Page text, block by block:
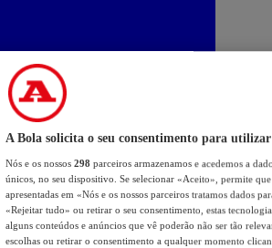
A Bola solicita o seu consentimento para utilizar
Nós e os nossos 298 parceiros armazenamos e acedemos a
únicos, no seu dispositivo. Se selecionar «Aceito», permite
apresentadas em «Nós e os nossos parceiros tratamos dados
«Rejeitar tudo» ou retirar o seu consentimento, estas
alguns conteúdos e anúncios que vê poderão não ser tão
escolhas ou retirar o consentimento a qualquer momento